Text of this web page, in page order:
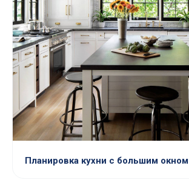
Планировка кухни с большим окном